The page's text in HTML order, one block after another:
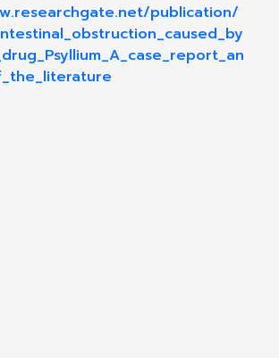
publication/